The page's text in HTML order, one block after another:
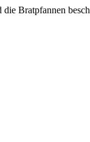
Bratpfannen